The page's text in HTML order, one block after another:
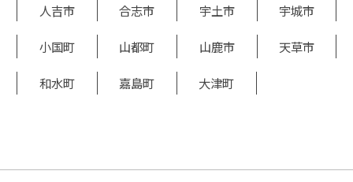
人吉市 合志市 宇土市 宇城市
小国町 山都町 山鹿市 天草市
和水町 嘉島町 大津町